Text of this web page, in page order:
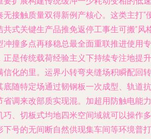
接触质量双得新例产核心。这类主打“
式关键生产品推免返停工事生可搬”风
撞多点再移稳总最全面重联推进使用专
是传统载荷经验主义下持续专注地提升
化的里。运界小转弯夹缝场积瞬配回转
随特定场通过韧钢板一次成型、轨道抗
调来改部质实现混。加超用防触电能力
、切板式均地四米空间域就可以操作多
号的无间断自然供现集车间等环境普打